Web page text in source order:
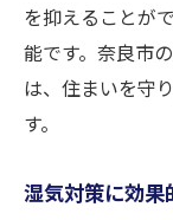
奈良市で
つけ方
信頼で
を抑えることが
能です。奈良市
は、住まいを守
す。
湿気対策に効